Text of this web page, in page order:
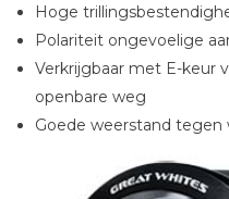
Hoge
Polariteit ongevoelige
Verkrijgbaar met E-keur
openbare weg
Goede weerstand tegen